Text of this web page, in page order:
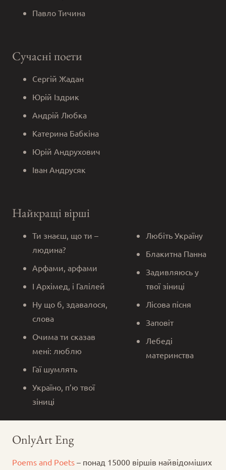
Павло Тичина
Сучасні поети
Сергій Жадан
Юрій Іздрик
Андрій Любка
Катерина Бабкіна
Юрій Андрухович
Іван Андрусяк
Найкращі вірші
Ти знаєш, що ти –
людина?
Арфами, арфами
І Архімед, і Галілей
Ну що б, здавалося,
слова
Очима ти сказав
мені: люблю
Гаї шумлять
Україно, п’ю твої
зіниці
Любіть Україну
Блакитна Панна
Задивляюсь у
твої зіниці
Лісова пісня
Заповіт
Лебеді
материнства
OnlyArt Eng
Poems and Poets – понад 15000 віршів найвідоміших